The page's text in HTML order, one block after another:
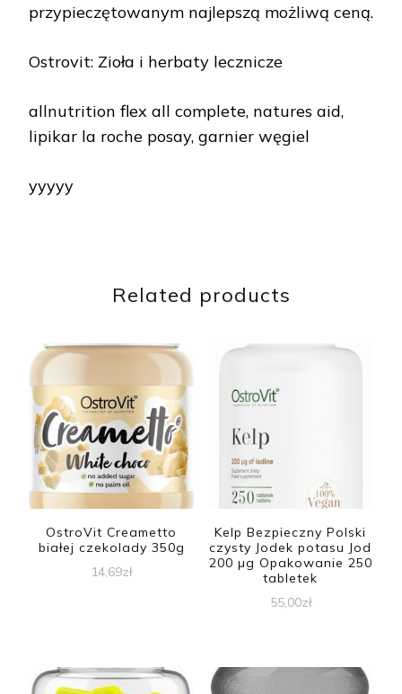
przypieczętowanym najlepszą możliwą ceną.
Ostrovit: Zioła i herbaty lecznicze
allnutrition flex all complete, natures aid,
lipikar la roche posay, garnier węgiel
yyyyy
Related products
OstroVit Creametto
białej czekolady 350g
14,69zł
Kelp Bezpieczny Polski
czysty Jodek potasu Jod
200 µg Opakowanie 250
tabletek
55,00zł